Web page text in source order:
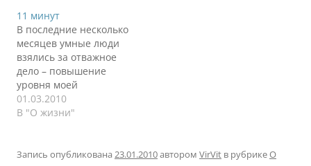
возвращаться. Хотя
возвращаться всегда
хочется, неважно куда.
Просто приятно
подумать, что ты
возвращаешься куда-то,
где есть что-то
знакомое, родное. Пусть
таланты, мы…
11 минут
В последние несколько
месяцев умные люди
взялись за отважное
дело – повышение
уровня моей
безграмотности.
Сначала я прочитал
самолете закончил
01.03.2010
В "О жизни"
Запись опубликована 23.01.2010автором VirVit в рубрикеО